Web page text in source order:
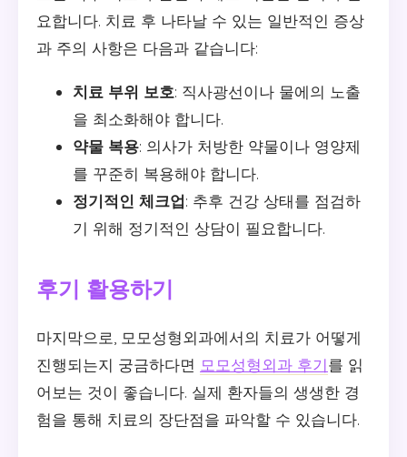
요합니다. 치료 후 나타날 수 있는 일반적인 증상
과 주의 사항은 다음과 같습니다:
치료 부위 보호: 직사광선이나 물에의 노출
을 최소화해야 합니다.
약물 복용: 의사가 처방한 약물이나 영양제
를 꾸준히 복용해야 합니다.
정기적인 체크업: 추후 건강 상태를 점검하
기 위해 정기적인 상담이 필요합니다.
후기 활용하기
마지막으로, 모모성형외과에서의 치료가 어떻게
진행되는지 궁금하다면 모모성형외과 후기를 읽
어보는 것이 좋습니다. 실제 환자들의 생생한 경
험을 통해 치료의 장단점을 파악할 수 있습니다.